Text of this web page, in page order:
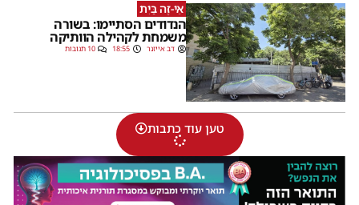
אֵי-זֶה בַּיִת
הנדודים הסתיימו: בשורה
משמחת לקהילה הוותיקה
דב אייזנר 18:55 10 תגובות
טען עוד כתבות